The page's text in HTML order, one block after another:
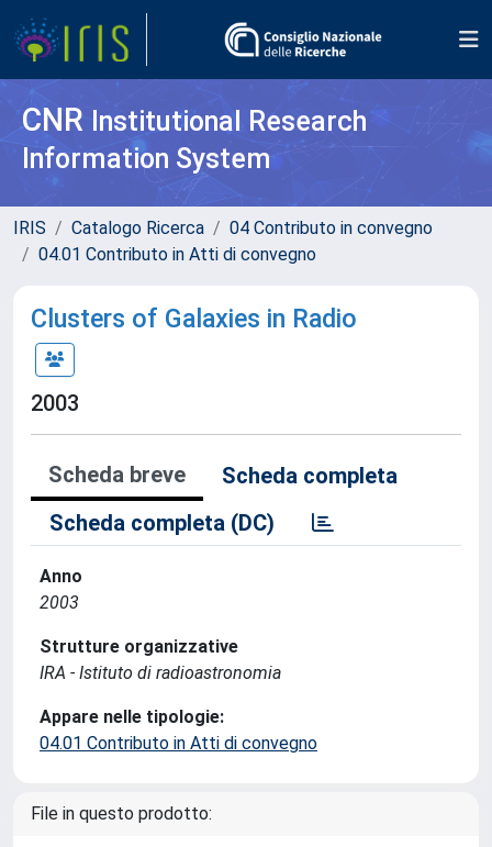
CNR Institutional Research
Information System
IRIS Catalogo Ricerca
04 Contributo in convegno
04.01 Contributo in Atti di convegno
Clusters of Galaxies in Radio
2003
Scheda breve
Scheda completa
Scheda completa (DC)
Anno
2003
Strutture organizzative
IRA - Istituto di radioastronomia
Appare nelle tipologie:
04.01 Contributo in Atti di convegno
File in questo prodotto: